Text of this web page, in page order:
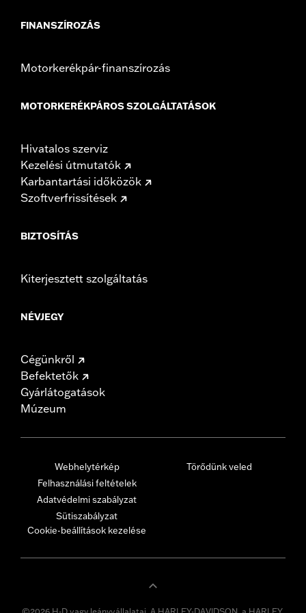
FINANSZÍROZÁS
Motorkerékpár-finanszírozás
MOTORKERÉKPÁROS SZOLGÁLTATÁSOK
Hivatalos szerviz
Kezelési útmutatók
Karbantartási időközök
Szoftverfrissítések
BIZTOSÍTÁS
Kiterjesztett szolgáltatás
NÉVJEGY
Cégünkről
Befektetők
Gyárlátogatások
Múzeum
Webhelytérkép
Felhasználási feltételek
Adatvédelmi szabályzat
Sütiszabályzat
Cookie-beállítások kezelése
Törődünk veled